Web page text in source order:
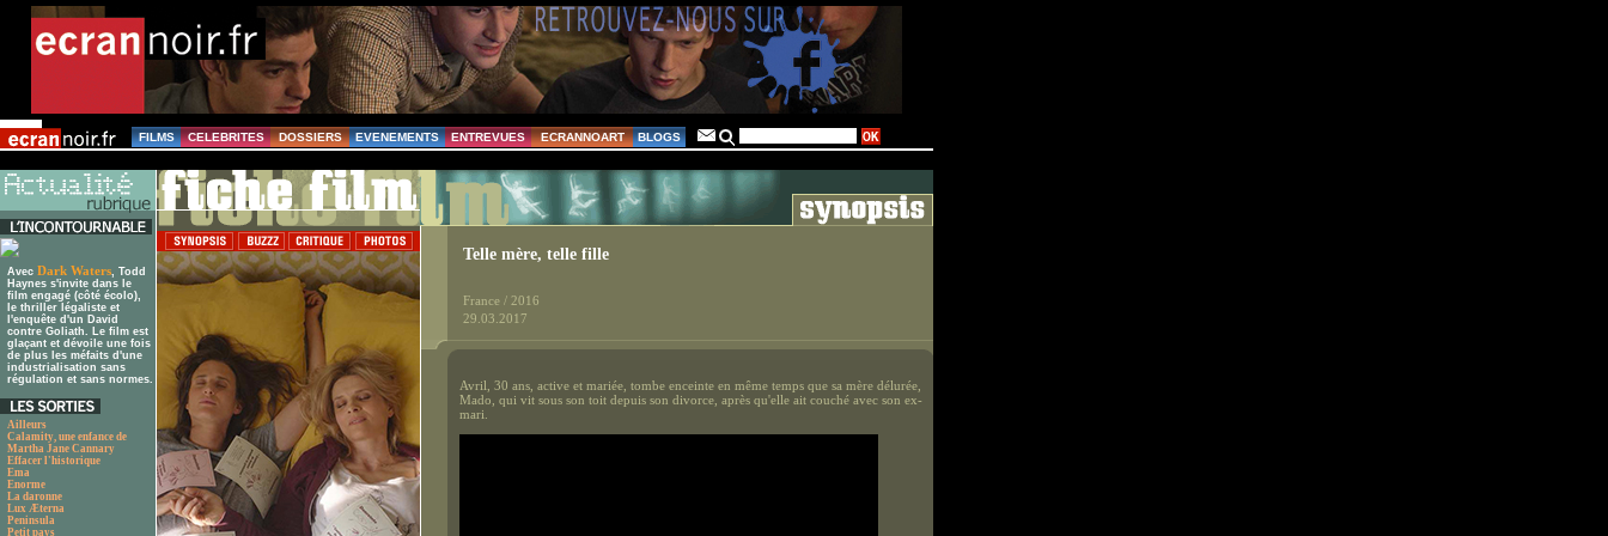
FILMS CELEBRITES DOSSIERS EVENEMENTS ENTREVUES ECRANNOART BLOGS
Avec Dark Waters, Todd
Haynes s'invite dans le
film engagé (côté écolo),
le thriller légaliste et
l'enquête d'un David
contre Goliath. Le film est
glaçant et dévoile une fois
de plus les méfaits d'une
industrialisation sans
régulation et sans normes.
Ailleurs
Calamity, une enfance de
Martha Jane Cannary
Effacer l'historique
Ema
Enorme
La daronne
Lux Æterna
Peninsula
Petit pays
Telle mère, telle fille
France / 2016
29.03.2017
Avril, 30 ans, active et mariée, tombe enceinte en même temps que sa mère délurée,
Mado, qui vit sous son toit depuis son divorce, après qu'elle ait couché avec son ex-
mari.